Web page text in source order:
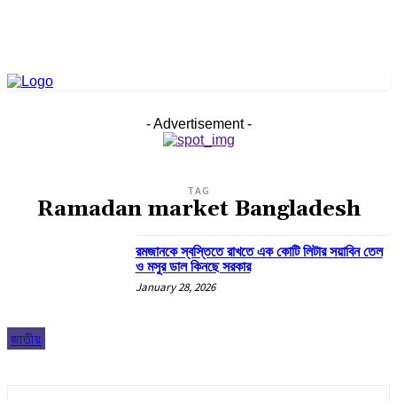
- Advertisement -
TAG
Ramadan market Bangladesh
জাতীয়
রমজানকে স্বস্তিতে রাখতে এক কোটি লিটার সয়াবিন তেল
ও মসুর ডাল কিনছে সরকার
January 28, 2026